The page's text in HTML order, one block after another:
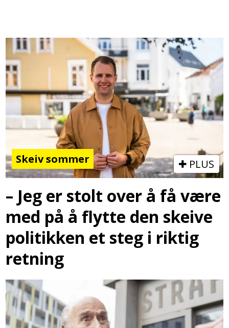
Skeiv sommer PLUS
– Jeg er stolt over å få være
med på å flytte den skeive
politikken et steg i riktig
retning